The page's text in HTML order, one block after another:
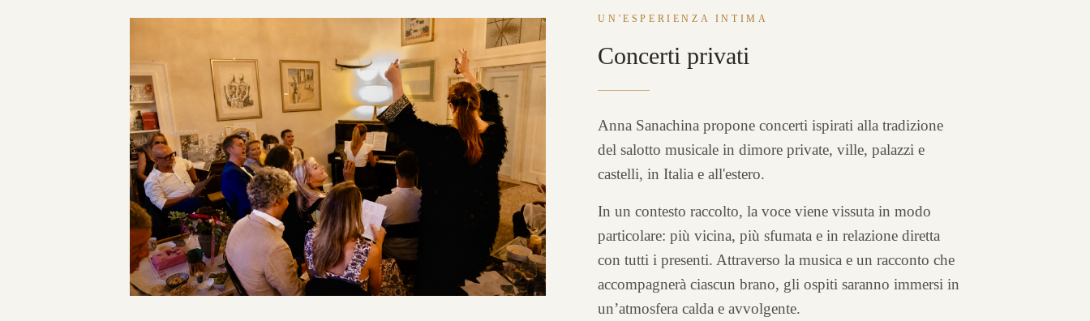
UN'ESPERIENZA INTIMA
Concerti privati
Anna Sanachina propone concerti ispirati alla tradizione
del salotto musicale in dimore private, ville, palazzi e
castelli, in Italia e all'estero.
In un contesto raccolto, la voce viene vissuta in modo
particolare: più vicina, più sfumata e in relazione diretta
con tutti i presenti. Attraverso la musica e un racconto che
accompagnerà ciascun brano, gli ospiti saranno immersi in
un’atmosfera calda e avvolgente.